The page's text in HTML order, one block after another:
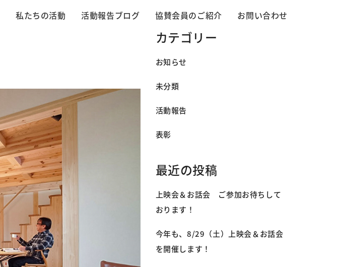
私たちの活動 活動報告ブログ 協賛会員のご紹介 お問い合わせ
カテゴリー
お知らせ
未分類
活動報告
表彰
最近の投稿
上映会＆お話会 ご参加お待ちして
おります！
今年も、8/29（土）上映会＆お話会
を開催します！